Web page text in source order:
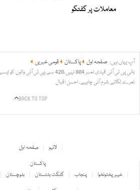
معاملات پر گفتگو
آپ یہاں ہیں: صفحہ اول پاکستان
قومی خبریں
بانی پی ٹی آئی قیدی نمبر 804 نہیں،420
نعرے لگاتے شرم آنی چاہیے، احسن اقبال
BACK TO TOP
صفحہ اول
لائیو
پاکستان
بلوچستان گلگت بلتستان پنجاب
خیبر پختونخوا